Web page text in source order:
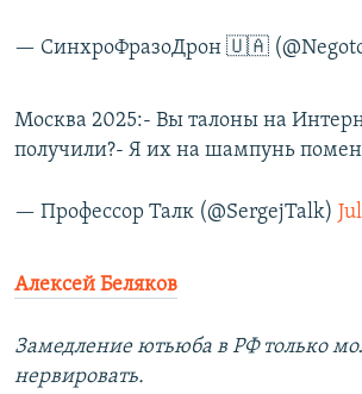
— СинхроФразоДрон 🇺🇦
Москва 2025:- Вы талоны на
получили?- Я их на шампунь
— Профессор Талк (@SergejTalk)
Алексей Беляков
Замедление ютьюба в РФ только
нервировать.